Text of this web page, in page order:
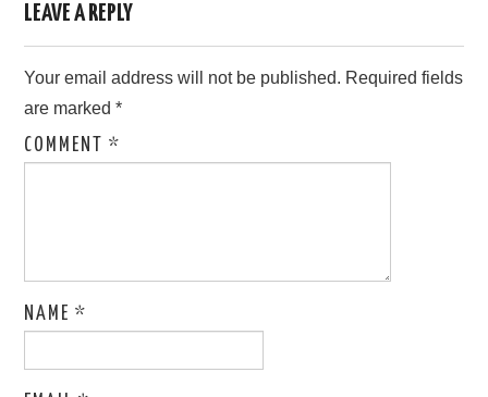
LEAVE A REPLY
Your email address will not be published. Required fields
are marked*
COMMENT*
NAME*